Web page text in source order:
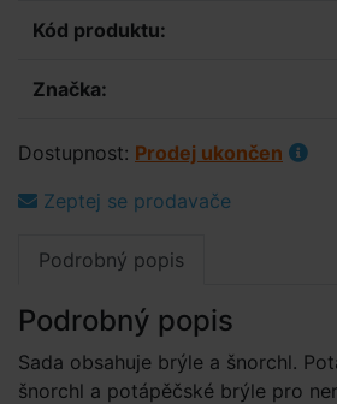
Kód produktu:
Značka:
Dostupnost: Prodej ukončen
Zeptej se prodavače
Podrobný popis
Podrobný popis
Sada obsahuje brýle a šnorchl.
šnorchl a potápěčské brýle pro